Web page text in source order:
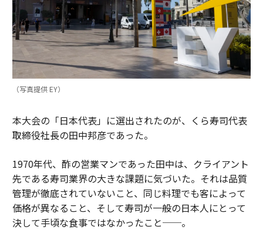
（写真提供 EY）
本大会の「日本代表」に選出されたのが、くら寿司代表
取締役社長の田中邦彦であった。
1970年代、酢の営業マンであった田中は、クライアント
先である寿司業界の大きな課題に気づいた。それは品質
管理が徹底されていないこと、同じ料理でも客によって
価格が異なること、そして寿司が一般の日本人にとって
決して手頃な食事ではなかったこと──。